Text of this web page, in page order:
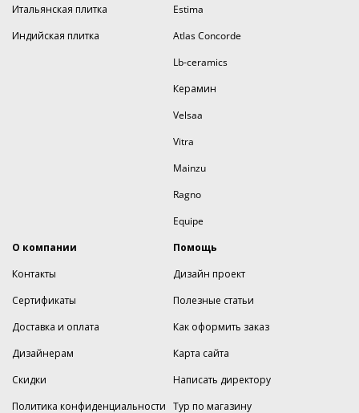
Итальянская плитка
Индийская плитка
Estima
Atlas Concorde
Lb-ceramics
Керамин
Velsaa
Vitra
Mainzu
Ragno
Equipe
О компании
Контакты
Сертификаты
Доставка и оплата
Дизайнерам
Скидки
Политика конфиденциальности
Помощь
Дизайн проект
Полезные статьи
Как оформить заказ
Карта сайта
Написать директору
Тур по магазину